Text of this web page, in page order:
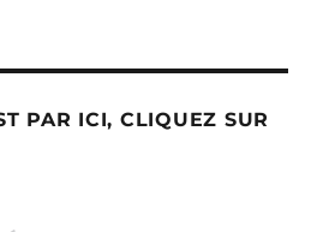
PAR ICI, CLIQUEZ SUR